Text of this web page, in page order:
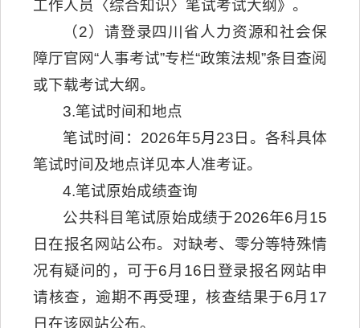
工作人员〈综合知识〉笔试考试大纲》。
（2）请登录四川省人力资源和社会保
障厅官网“人事考试”专栏“政策法规”条目查阅
或下载考试大纲。
3.笔试时间和地点
笔试时间：2026年5月23日。各科具体
笔试时间及地点详见本人准考证。
4.笔试原始成绩查询
公共科目笔试原始成绩于2026年6月15
日在报名网站公布。对缺考、零分等特殊情
况有疑问的，可于6月16日登录报名网站申
请核查，逾期不再受理，核查结果于6月17
日在该网站公布。